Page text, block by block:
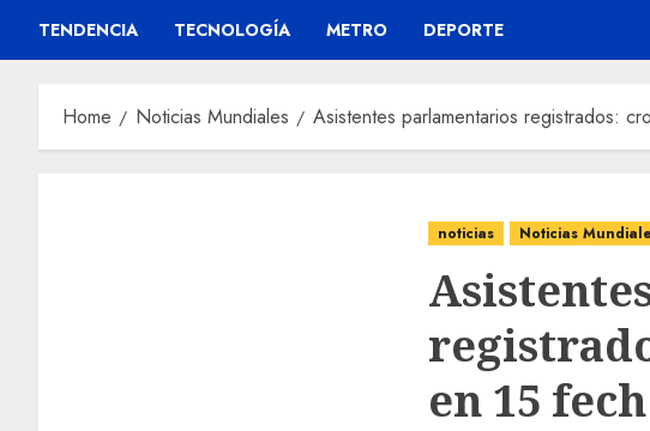
TENDENCIA TECNOLOGÍA METRO DEPORTE
Home Noticias Mundiales Asistentes parlamentarios registrados:
noticias Noticias
en 15